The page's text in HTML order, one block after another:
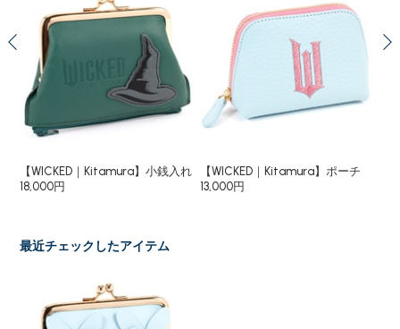
【WICKED｜Kitamura】小銭入れ
18,000円
【WICKED｜Kitamura】ポーチ
13,000円
最近チェックしたアイテム